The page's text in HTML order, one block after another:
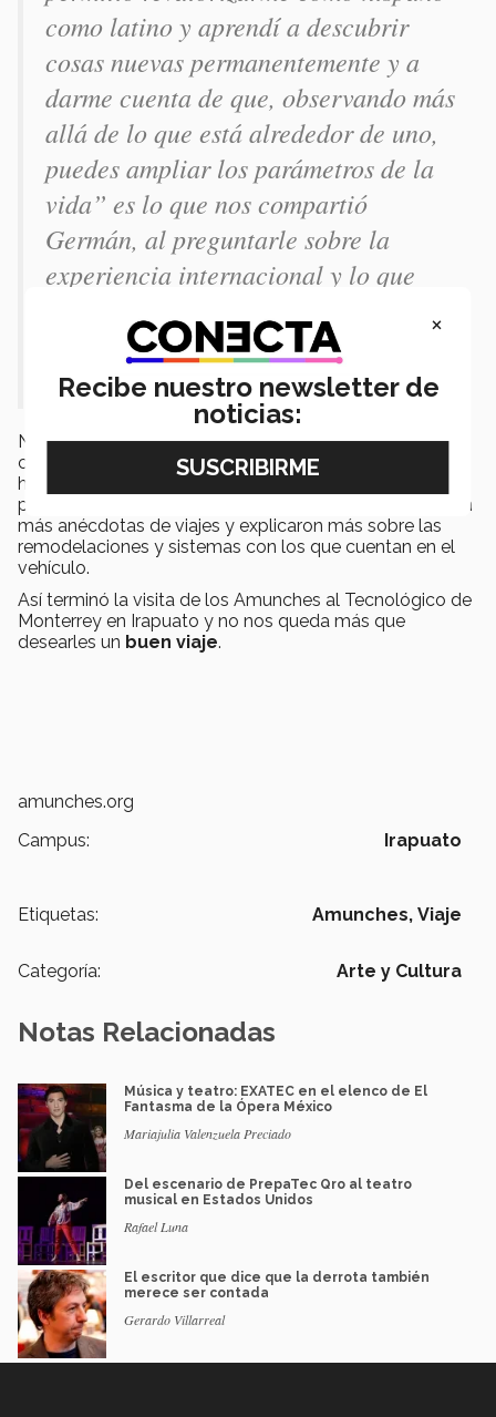
como latino y aprendí a descubrir
cosas nuevas permanentemente y a
darme cuenta de que, observando más
allá de lo que está alrededor de uno,
puedes ampliar los parámetros de la
vida” es lo que nos compartió
Germán, al preguntarle sobre la
experiencia internacional y lo que
con tantas culturas, había
representado para él.
Nuestros invitados realizaron 3 pláticas para que la
comunidad del campus pudiera asistir en diversos
horarios y al final de cada una se llevó a cabo una visita
por el hogar de los Amunches, donde nos compartieron
más anécdotas de viajes y explicaron más sobre las
remodelaciones y sistemas con los que cuentan en el
vehículo.
Así terminó la visita de los Amunches al Tecnológico de
Monterrey en Irapuato y no nos queda más que
desearles un buen viaje.
amunches.org
Campus:
Irapuato
Etiquetas: Amunches, Viaje
Categoría: Arte y Cultura
Notas Relacionadas
Música y teatro: EXATEC en el elenco de El
Fantasma de la Ópera México
Mariajulia Valenzuela Preciado
Del escenario de PrepaTec Qro al teatro
musical en Estados Unidos
Rafael Luna
El escritor que dice que la derrota también
merece ser contada
Gerardo Villarreal
×
Recibe nuestro newsletter de
noticias: